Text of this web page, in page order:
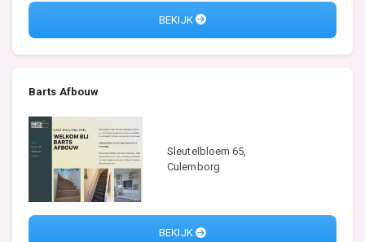
BEKIJK
Barts Afbouw
Sleutelbloem 65,
Culemborg
BEKIJK